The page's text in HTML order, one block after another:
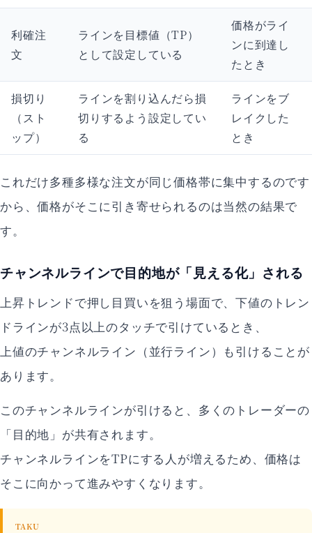
利確注
文
ラインを目標値（TP）
として設定している
価格がライ
ンに到達し
たとき
損切り
（スト
ップ）
ラインを割り込んだら損
切りするよう設定してい
る
ラインをブ
レイクした
とき
これだけ多種多様な注文が同じ価格帯に集中するのです
から、価格がそこに引き寄せられるのは当然の結果で
す。
チャンネルラインで目的地が「見える化」される
上昇トレンドで押し目買いを狙う場面で、下値のトレン
ドラインが3点以上のタッチで引けているとき、
上値のチャンネルライン（並行ライン）も引けることが
あります。
このチャンネルラインが引けると、多くのトレーダーの
「目的地」が共有されます。
チャンネルラインをTPにする人が増えるため、価格は
そこに向かって進みやすくなります。
TAKU